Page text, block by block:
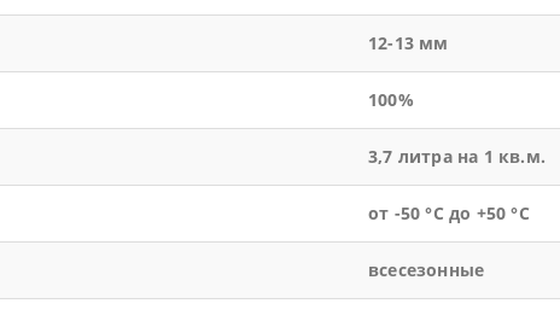
12-13 мм
100%
3,7 литра на 1 кв.м.
от -50 °С до +50 °С
всесезонные